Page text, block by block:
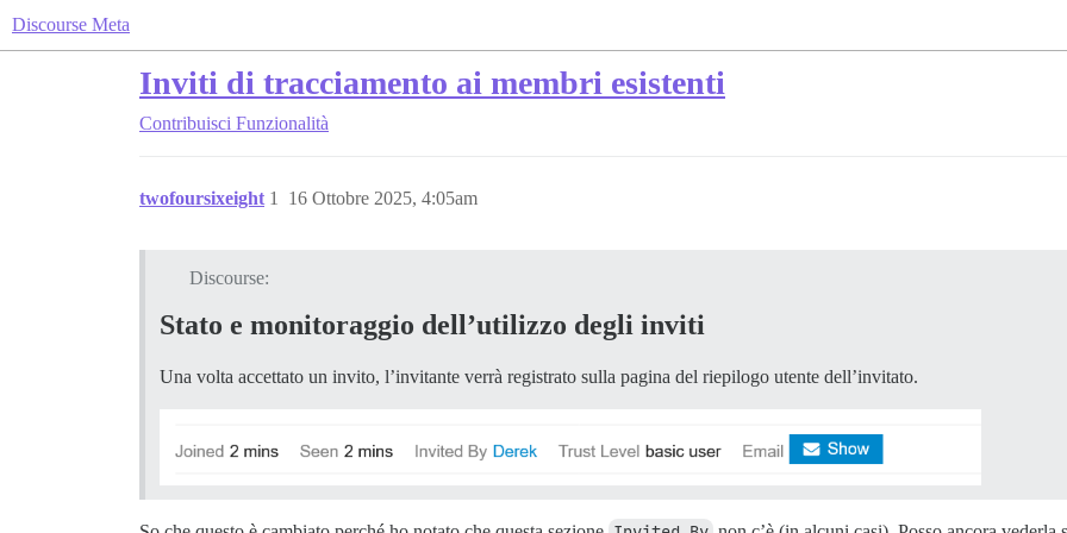
Discourse Meta
Inviti di tracciamento ai membri esistenti
Contribuisci Funzionalità
twofoursixeight 16 Ottobre 2025, 4:05am
1
Discourse:
Stato e monitoraggio dell’utilizzo degli inviti
Una volta accettato un invito, l’invitante verrà registrato sulla pagina del riepilogo utente dell’invitato.